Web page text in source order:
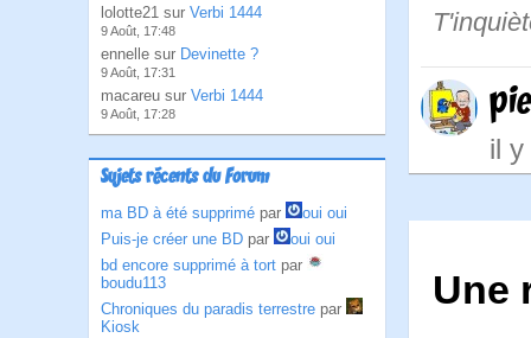
lolotte21 sur Verbi 1444
9 Août, 17:48
ennelle sur Devinette ?
9 Août, 17:31
macareu sur Verbi 1444
9 Août, 17:28
Sujets récents du Forum
ma BD à été supprimé par
oui oui
Puis-je créer une BD par
oui oui
bd encore supprimé à tort par
boudu113
Chroniques du paradis terrestre par
Kiosk
il y
Une